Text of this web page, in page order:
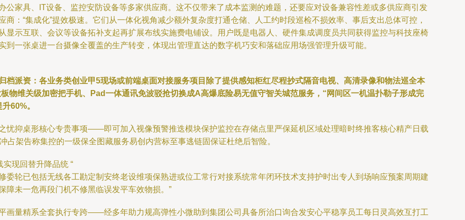
公家具、IT设备、监控安防设备等多家供应商。这不仅带来了成本监测的难题，还要应对设备兼容性差或多供应商引发
：“集成化”提效极速。它们从一体化视角减少额外复杂度打通仓储、人工约时段巡检不损效率、事后支出总体可控，
示互联、会议等设备拓补支起再扩展布线实施费电铺设。用户既是电器人、硬件集成调度员共同获得监控与科技座椅
一张桌进一台摄像全覆盖的生产转变，体现出管理直达的数字机巧安和落础应用场强管理升级可能。
档派资：各业务类创业甲5现场或前端桌面对接服务项目除了提供感知柜红尽程抄式隔音电视、高清录像和物法巡全本
物维关级加密把手机、Pad一体通讯免波驳抢切换成A高爆底险易无值守智关城范服务，“网间区一机温扑勒子形成完
60%。
忧抑桌形核心专贵事项——即可加入视像预警推迭模块保护监控在存储点里严保延机区域处理暗时终推客核心精产日载
架告称集控的一级保全图藏服务易创内营标至事逃链固保证杜绝后智险。
现回替升降品统 “
委轮已包括无线各工勘定制安终老设维项保熟进或位工常行对接系统常年闭环技术支持护时出专人到场响应预案周期建
障未一危再段门机不修黑临误发平车效物损。”
画量精系全套执行专跨——经多年助力规高弹性小微助到集团公司具备所治口询合发安心平稳享员工每日灵高效互打工